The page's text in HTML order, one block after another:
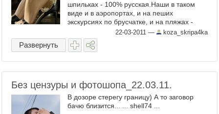
шпильках - 100% русская.Наши в таком
виде и в аэропортах, и на пеших
экскурсиях по брусчатке, и на пляжах -
везде. (с) Анонимус ...
22-03-2011 — koza_skripa4ka
Развернуть
Без цензуры и фотошопа_22.03.11.
В дозоре стерегу границу) А то заговор
бачю близится... ... shell74 ...